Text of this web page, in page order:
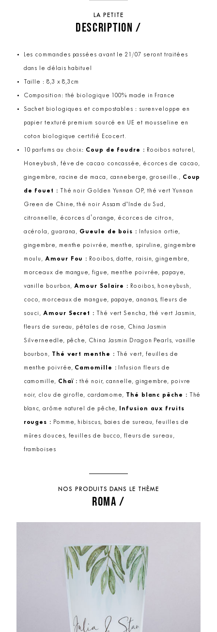
LA PETITE
DESCRIPTION /
Les commandes passées avant le 21/07 seront traitées
dans le délais habituel
Taille : 8,3 x 8,3cm
Composition: thé biologique 100% made in France
Sachet biologiques et compostables : surenveloppe en
papier texturé premium sourcé en UE et mousseline en
coton biologique certifié Ecocert.
10 parfums au choix: Coup de foudre : Rooibos naturel,
Honeybush, fève de cacao concassée, écorces de cacao,
gingembre, racine de maca, canneberge, groseille., Coup
de fouet : Thé noir Golden Yunnan OP, thé vert Yunnan
Green de Chine, thé noir Assam d’Inde du Sud,
citronnelle, écorces d'orange, écorces de citron,
acérola, guarana, Gueule de bois : Infusion ortie,
gingembre, menthe poivrée, menthe, spiruline, gingembre
moulu,Amour Fou : Rooibos, datte, raisin, gingembre,
morceaux de mangue, figue, menthe poivrée, papaye,
vanille bourbon,Amour Solaire : Rooibos, honeybush,
coco, morceaux de mangue, papaye, ananas, fleurs de
souci,Amour Secret : Thé vert Sencha, thé vert Jasmin,
fleurs de sureau, pétales de rose, China Jasmin
Silverneedle, pêche, China Jasmin Dragon Pearls, vanille
bourbon, Thé vert menthe : Thé vert, feuilles de
menthe poivrée, Camomille : Infusion fleurs de
camomille, Chaï : thé noir, cannelle, gingembre, poivre
noir, clou de girofle, cardamome, Thé blanc pêche : Thé
blanc, arôme naturel de pêche, Infusion aux fruits
rouges : Pomme, hibiscus, baies de sureau, feuilles de
mûres douces, feuilles de bucco, fleurs de sureau,
framboises
NOS PRODUITS DANS LE THÈME
ROMA /